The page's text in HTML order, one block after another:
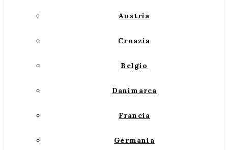
Austria
Croazia
Belgio
Danimarca
Francia
Germania